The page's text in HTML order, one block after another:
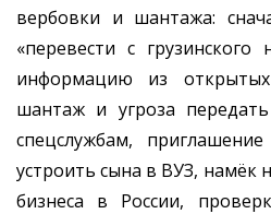
вербовки и шантажа:
«перевести с
информацию из
шантаж и угроза
спецслужбам,
устроить сына в ВУЗ, намёк
бизнеса в России,